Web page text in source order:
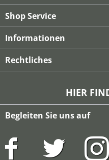
Shop Service
Informationen
Rechtliches
HIER
Begleiten Sie uns auf